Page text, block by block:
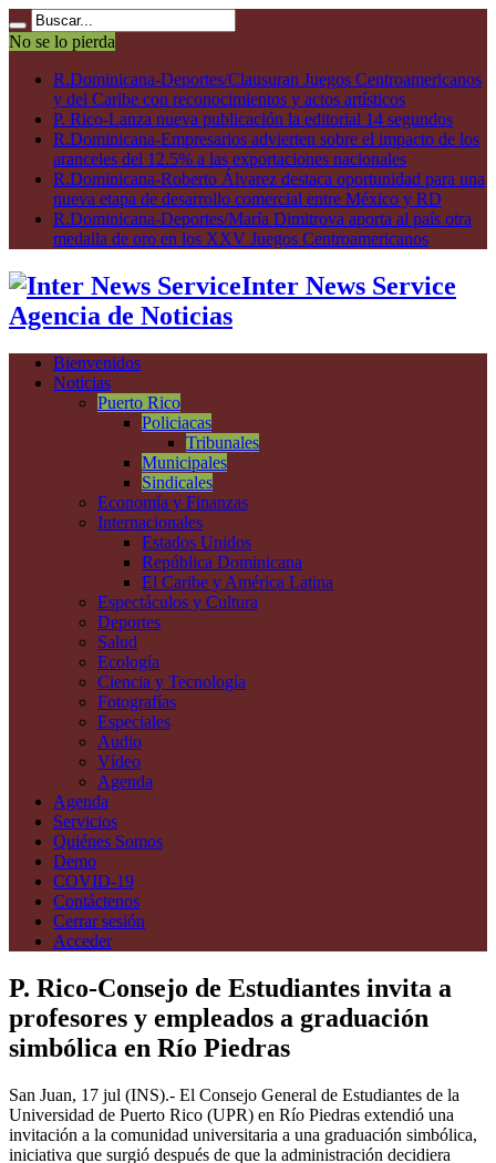
No se lo pierda
R.Dominicana-Deportes/Clausuran Juegos Centroamericanos
y del Caribe con reconocimientos y actos artísticos
P. Rico-Lanza nueva publicación la editorial 14 segundos
R.Dominicana-Empresarios advierten sobre el impacto de los
aranceles del 12.5% a las exportaciones nacionales
R.Dominicana-Roberto Álvarez destaca oportunidad para una
nueva etapa de desarrollo comercial entre México y RD
R.Dominicana-Deportes/María Dimitrova aporta al país otra
medalla de oro en los XXV Juegos Centroamericanos
Inter News Service
Agencia de Noticias
Bienvenidos
Noticias
Puerto Rico
Policiacas
Tribunales
Municipales
Sindicales
Economía y Finanzas
Internacionales
Estados Unidos
República Dominicana
El Caribe y América Latina
Espectáculos y Cultura
Deportes
Salud
Ecología
Ciencia y Tecnología
Fotografías
Especiales
Audio
Vídeo
Agenda
Agenda
Servicios
Quiénes Somos
Demo
COVID-19
Contáctenos
Cerrar sesión
Acceder
P. Rico-Consejo de Estudiantes invita a
profesores y empleados a graduación
simbólica en Río Piedras
San Juan, 17 jul (INS).- El Consejo General de Estudiantes de la
Universidad de Puerto Rico (UPR) en Río Piedras extendió una
invitación a la comunidad universitaria a una graduación simbólica,
iniciativa que surgió después de que la administración decidiera